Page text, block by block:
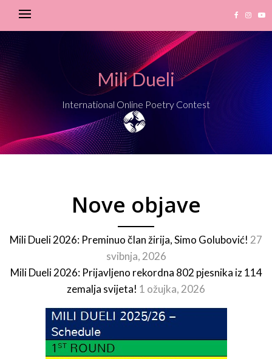
Mili Dueli
International Online Poetry Contest
Nove objave
Mili Dueli 2026: Preminuo član žirija, Simo Golubović! 27
svibnja, 2026
Mili Dueli 2026: Prijavljeno rekordna 802 pjesnika iz 114
zemalja svijeta! 1 ožujka, 2026